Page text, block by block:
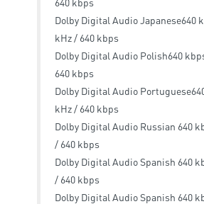
640 kbps
Dolby Digital Audio Japanese640
kHz / 640 kbps
Dolby Digital Audio Polish640
640 kbps
Dolby Digital Audio
kHz / 640 kbps
Dolby Digital Audio Russian 640
/ 640 kbps
Dolby Digital Audio Spanish 640
/ 640 kbps
Dolby Digital Audio Spanish 640